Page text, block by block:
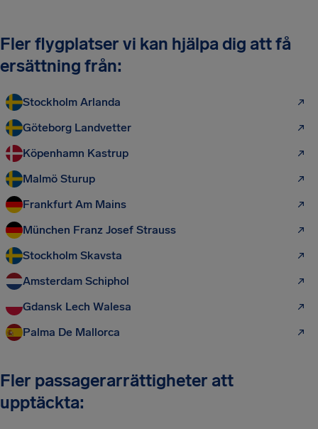
Fler flygplatser vi kan hjälpa dig att få
ersättning från:
Stockholm Arlanda
Göteborg Landvetter
Köpenhamn Kastrup
Malmö Sturup
Frankfurt Am Mains
München Franz Josef Strauss
Stockholm Skavsta
Amsterdam Schiphol
Gdansk Lech Walesa
Palma De Mallorca
Fler passagerarrättigheter att
upptäckta: